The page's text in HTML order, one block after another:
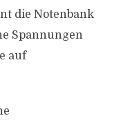
die Notenbank
Spannungen
auf